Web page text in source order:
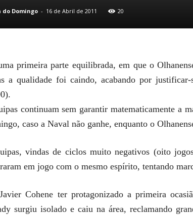
do Domingo - 16 de Abril de 2011 20
primeira parte equilibrada, em que o
a qualidade foi caindo, acabando por
continuam sem garantir matematicamente a
caso a Naval não ganhe, enquanto o
vindas de ciclos muito negativos (oito
em jogo com o mesmo espírito, tentando
Cohene ter protagonizado a primeira
surgiu isolado e caiu na área, reclamando